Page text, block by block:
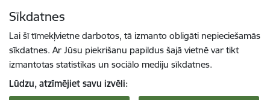
Sīkdatnes
Lai šī tīmekļvietne darbotos, tā izmanto obligāti nepieciešamās
sīkdatnes. Ar Jūsu piekrišanu papildus šajā vietnē var tikt
izmantotas statistikas un sociālo mediju sīkdatnes.
Lūdzu, atzīmējiet savu izvēli: